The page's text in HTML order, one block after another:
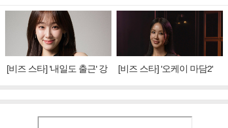
[비즈 스타] '내일도 출근' 강
[비즈 스타] '오케이 마담2'